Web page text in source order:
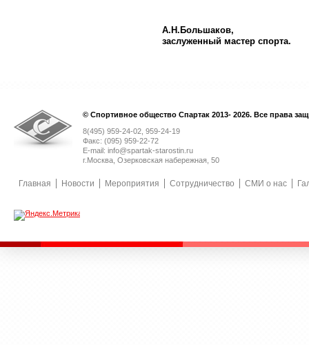
А.Н.Большаков,
заслуженный мастер спорта.
© Спортивное общество Спартак 2013- 2026. Все права
8(495) 959-24-02, 959-24-19
Факс: (095) 959-22-72
E-mail: info@spartak-starostin.ru
г.Москва, Озерковская набережная, 50
Главная Новости Мероприятия Сотрудничество СМИ о нас